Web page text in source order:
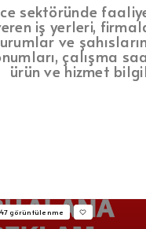
sektöründe
iş yerleri,
ve
çalışma
ürün ve hizmet
47 görüntülenme